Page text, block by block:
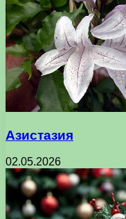
Азистазия
02.05.2026